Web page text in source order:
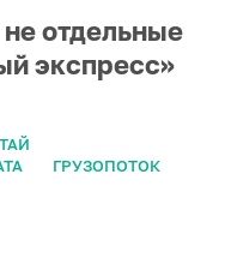
отдельные
экспресс»
ГРУЗОПОТОК